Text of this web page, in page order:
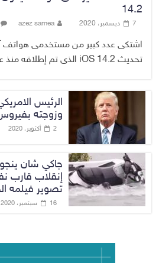
14.2
7 ديسمبر، 2020 azez samea
اشتكى عدد كبير من مستخدمى هواتف
تحديث iOS 14.2 الذى تم إطلاقه منذ عدة أيام، بأن
الرئيس
وزوجته
2 أكتوبر، 2020
جاكي شان
إنقلاب قارب
تصوير فيلمه
16 سبتمبر، 2020